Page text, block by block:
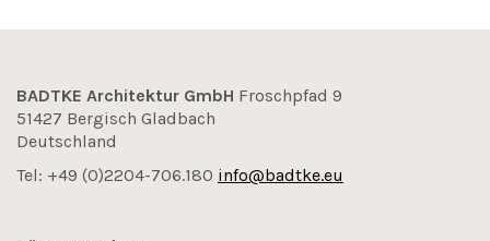
BADTKE Architektur GmbH Froschpfad 9
51427 Bergisch Gladbach
Deutschland
Tel: +49 (0)2204-706.180 info@badtke.eu